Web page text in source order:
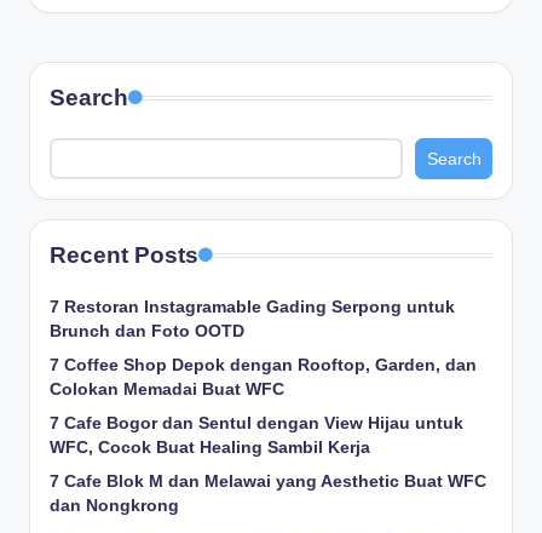
Search
Search
Recent Posts
7 Restoran Instagramable Gading Serpong untuk
Brunch dan Foto OOTD
7 Coffee Shop Depok dengan Rooftop, Garden, dan
Colokan Memadai Buat WFC
7 Cafe Bogor dan Sentul dengan View Hijau untuk
WFC, Cocok Buat Healing Sambil Kerja
7 Cafe Blok M dan Melawai yang Aesthetic Buat WFC
dan Nongkrong